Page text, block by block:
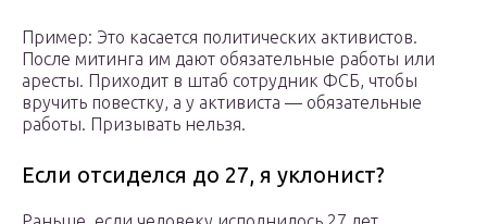
Пример: Это касается политических активистов.
После митинга им дают обязательные работы или
аресты. Приходит в штаб сотрудник ФСБ, чтобы
вручить повестку, а у активиста — обязательные
работы. Призывать нельзя.
Если отсиделся до 27, я уклонист?